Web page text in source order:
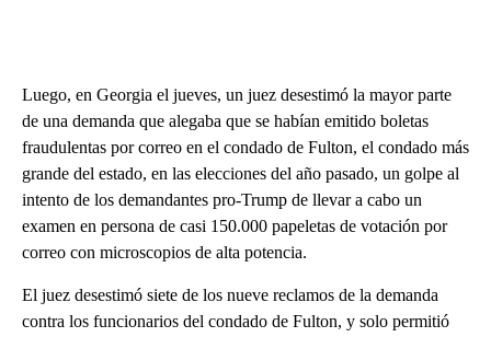
Luego, en Georgia el jueves, un juez desestimó la mayor parte
de una demanda que alegaba que se habían emitido boletas
fraudulentas por correo en el condado de Fulton, el condado más
grande del estado, en las elecciones del año pasado, un golpe al
intento de los demandantes pro-Trump de llevar a cabo un
examen en persona de casi 150.000 papeletas de votación por
correo con microscopios de alta potencia.
El juez desestimó siete de los nueve reclamos de la demanda
contra los funcionarios del condado de Fulton, y solo permitió